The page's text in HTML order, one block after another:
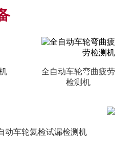
全自动车轮弯曲疲劳
检测机
动车轮氦检试漏检测机